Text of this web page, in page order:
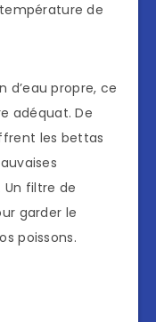
de
d’eau propre, ce
adéquat. De
les bettas
Un filtre de
garder le
poissons.